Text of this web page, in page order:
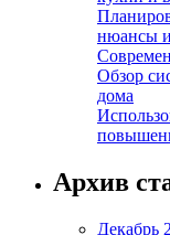
нюансы
Обзор
дома
Архив
Декабрь